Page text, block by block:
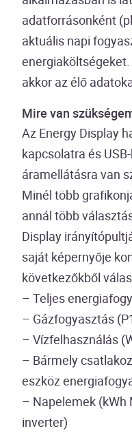
adatforrásonként
aktuális napi
energiaköltségeket.
akkor az élő
Mire van
Az Energy Display
kapcsolatra és
áramellátásra van
Minél több
annál több
Display
saját képernyője
következőkből
– Teljes
– Gázfogyasztás
– Vízfelhasználás
– Bármely
eszköz
– Napelemek
inverter)